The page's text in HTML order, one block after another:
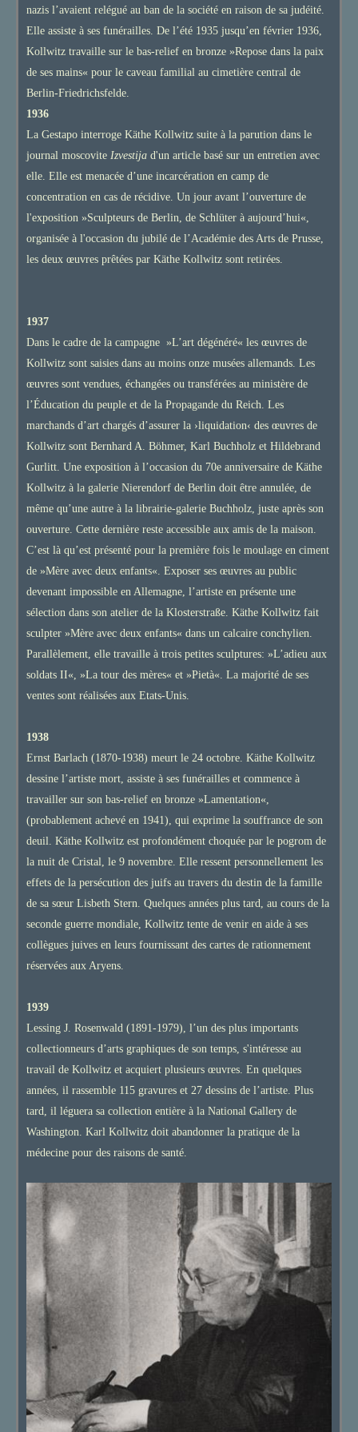
nazis l’avaient relégué au ban de la société en raison de sa judéité.
Elle assiste à ses funérailles. De l’été 1935 jusqu’en février 1936,
Kollwitz travaille sur le bas-relief en bronze »Repose dans la paix
de ses mains« pour le caveau familial au cimetière central de
Berlin-Friedrichsfelde.
1936
La Gestapo interroge Käthe Kollwitz suite à la parution dans le
journal moscovite Izvestija d'un article basé sur un entretien avec
elle. Elle est menacée d’une incarcération en camp de
concentration en cas de récidive. Un jour avant l’ouverture de
l'exposition »Sculpteurs de Berlin, de Schlüter à aujourd’hui«,
organisée à l'occasion du jubilé de l’Académie des Arts de Prusse,
les deux œuvres prêtées par Käthe Kollwitz sont retirées.
1937
Dans le cadre de la campagne »L’art dégénéré« les œuvres de
Kollwitz sont saisies dans au moins onze musées allemands. Les
œuvres sont vendues, échangées ou transférées au ministère de
l’Éducation du peuple et de la Propagande du Reich. Les
marchands d’art chargés d’assurer la ›liquidation‹ des œuvres de
Kollwitz sont Bernhard A. Böhmer, Karl Buchholz et Hildebrand
Gurlitt. Une exposition à l’occasion du 70e anniversaire de Käthe
Kollwitz à la galerie Nierendorf de Berlin doit être annulée, de
même qu’une autre à la librairie-galerie Buchholz, juste après son
ouverture. Cette dernière reste accessible aux amis de la maison.
C’est là qu’est présenté pour la première fois le moulage en ciment
de »Mère avec deux enfants«. Exposer ses œuvres au public
devenant impossible en Allemagne, l’artiste en présente une
sélection dans son atelier de la Klosterstraße. Käthe Kollwitz fait
sculpter »Mère avec deux enfants« dans un calcaire conchylien.
Parallèlement, elle travaille à trois petites sculptures: »L’adieu aux
soldats II«, »La tour des mères« et »Pietà«. La majorité de ses
ventes sont réalisées aux Etats-Unis.
1938
Ernst Barlach (1870-1938) meurt le 24 octobre. Käthe Kollwitz
dessine l’artiste mort, assiste à ses funérailles et commence à
travailler sur son bas-relief en bronze »Lamentation«,
(probablement achevé en 1941), qui exprime la souffrance de son
deuil. Käthe Kollwitz est profondément choquée par le pogrom de
la nuit de Cristal, le 9 novembre. Elle ressent personnellement les
effets de la persécution des juifs au travers du destin de la famille
de sa sœur Lisbeth Stern. Quelques années plus tard, au cours de la
seconde guerre mondiale, Kollwitz tente de venir en aide à ses
collègues juives en leurs fournissant des cartes de rationnement
réservées aux Aryens.
1939
Lessing J. Rosenwald (1891-1979), l’un des plus importants
collectionneurs d’arts graphiques de son temps, s'intéresse au
travail de Kollwitz et acquiert plusieurs œuvres. En quelques
années, il rassemble 115 gravures et 27 dessins de l’artiste. Plus
tard, il léguera sa collection entière à la National Gallery de
Washington. Karl Kollwitz doit abandonner la pratique de la
médecine pour des raisons de santé.